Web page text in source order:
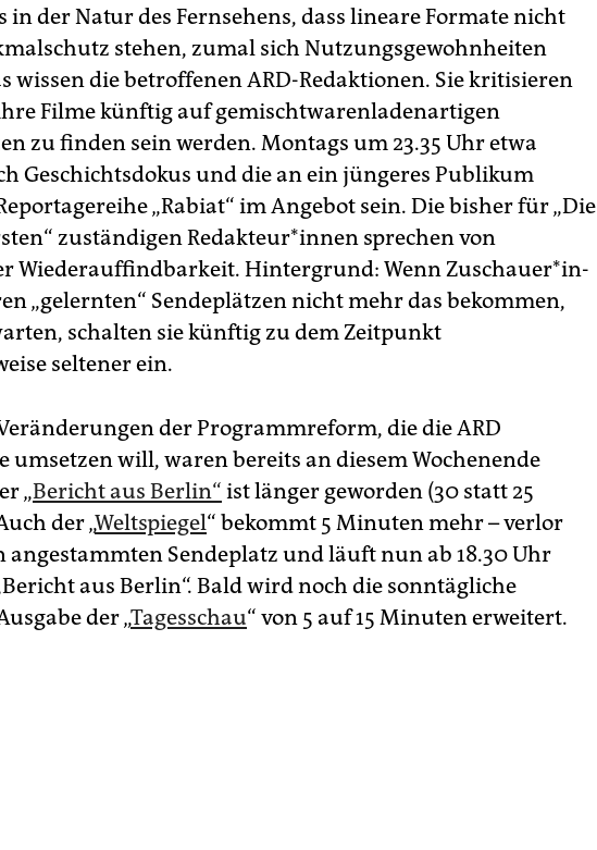
in der Natur des Fernsehens, dass lineare Formate nicht
stehen, zumal sich Nutzungsgewohnheiten
wissen die betroffenen ARD-Redak­tionen. Sie kritisieren
Filme künftig auf gemischtwarenladenartigen
zu finden sein werden. Montags um 23.35 Uhr etwa
Geschichtsdokus und die an ein jüngeres Publikum
„Rabiat“ im Angebot sein. Die bisher für „Die
zuständigen Re­dak­teu­r*in­nen sprechen von
Wiederauffindbarkeit. Hintergrund: Wenn Zu­schaue­r*in­
„gelernten“ Sendeplätzen nicht mehr das bekommen,
schalten sie künftig zu dem Zeitpunkt
seltener ein.
der Programmreform, die die ARD
umsetzen will, waren bereits an diesem Wochenende
„Bericht aus Berlin“ ist länger geworden (30 statt 25
der „Weltspiegel“ bekommt 5 Minuten mehr – verlor
angestammten Sendeplatz und läuft nun ab 18.30 Uhr
aus Berlin“. Bald wird noch die sonntägliche
der „Tagesschau“ von 5 auf 15 Minuten erweitert.